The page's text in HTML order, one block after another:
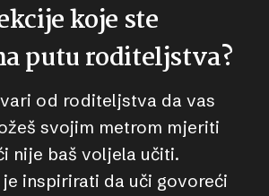
koje ste
putu roditeljstva?
od roditeljstva da vas
svojim metrom mjeriti
nije baš voljela učiti.
je inspirirati da uči govoreći